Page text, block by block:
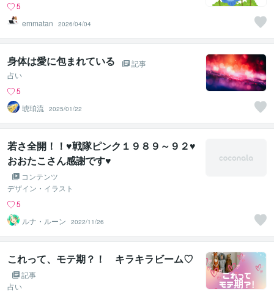
5
emmatan
2026/04/04
身体は愛に包まれている
記事
占い
5
琥珀流 2025/01/22
若さ全開！！♥戦隊ピンク１９８９～９２♥
おおたこさん感謝です♥
コンテンツ
デザイン・イラスト
5
ルナ・ルーン
2022/11/26
これって、モテ期？！ キラキラビーム♡
記事
占い